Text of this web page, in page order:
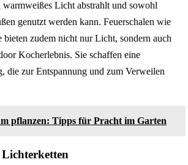
Licht abstrahlt und sowohl
genutzt werden kann. Feuerschalen wie
zudem nicht nur Licht, sondern auch
Kocherlebnis. Sie schaffen eine
die zur Entspannung und zum Verweilen
pflanzen: Tipps für Pracht im Garten